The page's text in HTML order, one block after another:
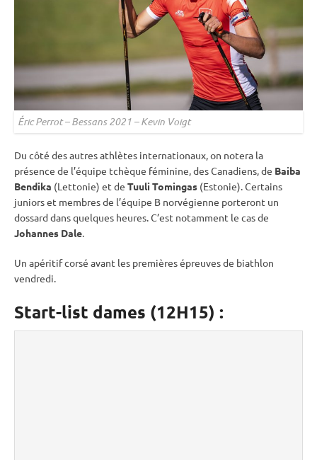
Éric Perrot – Bessans 2021 – Kevin Voigt
Du côté des autres athlètes internationaux, on notera la
présence de l’équipe tchèque féminine, des Canadiens, de Baiba
Bendika (Lettonie) et de Tuuli Tomingas (Estonie). Certains
juniors et membres de l’équipe B norvégienne porteront un
dossard dans quelques heures. C’est notamment le cas de
Johannes Dale.
Un apéritif corsé avant les premières épreuves de biathlon
vendredi.
Start-list dames (12H15) :